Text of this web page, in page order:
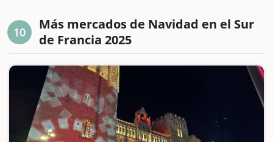
10
Más mercados de Navidad en el Sur
de Francia 2025